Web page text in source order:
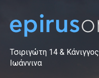
Τσιριγώτη 14 & Κάνιγγος
Ιωάννινα